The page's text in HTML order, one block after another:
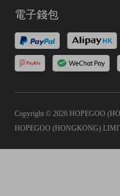
電子錢包
Copyright © 2026 HOPEGOO
HOPEGOO (HONGKONG)